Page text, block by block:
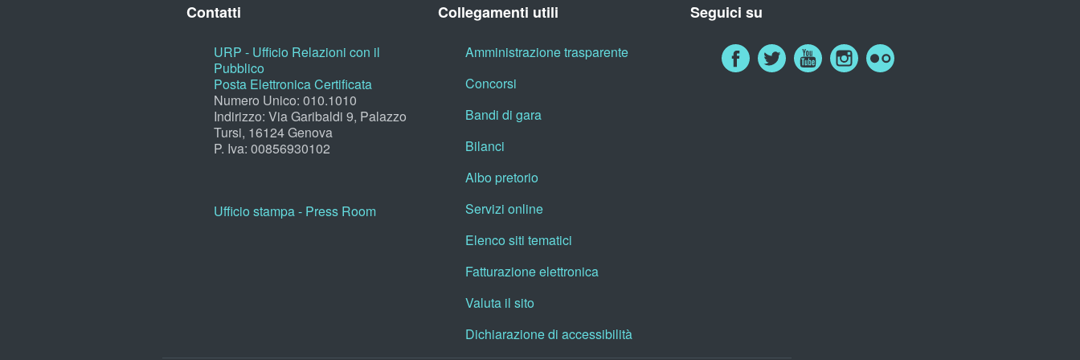
Contatti
URP - Ufficio Relazioni con il
Pubblico
Posta Elettronica Certificata
Numero Unico: 010.1010
Indirizzo: Via Garibaldi 9, Palazzo
Tursi, 16124 Genova
P. Iva: 00856930102
Ufficio stampa - Press Room
Collegamenti utili
Amministrazione trasparente
Concorsi
Bandi di gara
Bilanci
Albo pretorio
Servizi online
Elenco siti tematici
Fatturazione elettronica
Valuta il sito
Dichiarazione di accessibilità
Seguici su